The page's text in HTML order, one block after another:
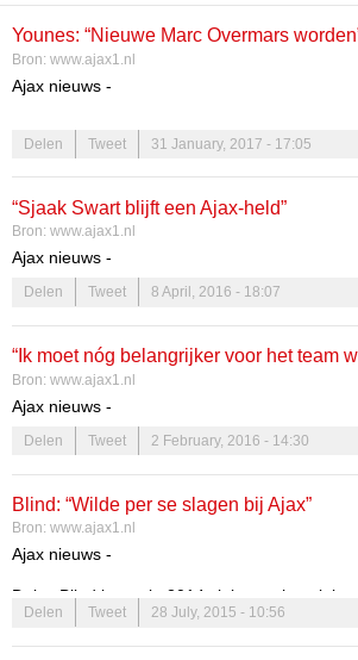
Younes: “Nieuwe Marc Overmars
Bron: www.ajax1.nl
Ajax nieuws -
Amin Younes draait tot dusver niet een heel
vaste linksbuiten van Ajax speelt wisselvallig
nog geen enkele keer in de competitie.
Magazinevertelt Younes niet aan een vertrek
Delen Tweet 31 January, 2017 - 17:05
“Sjaak Swart blijft een Ajax-held”
Bron: www.ajax1.nl
Ajax nieuws -
Delen Tweet 8 April, 2016 - 18:07
“Ik moet nóg belangrijker voor het team
Bron: www.ajax1.nl
Ajax nieuws -
Delen Tweet 2 February, 2016 - 14:30
Blind: “Wilde per se slagen bij Ajax”
Bron: www.ajax1.nl
Ajax nieuws -
Daley Blind kreeg in 2014 vlak voor het
zijn droomtransfer naar Manchester United.
bijna een jaar na zijn transfer op in
Delen Tweet 28 July, 2015 - 10:56